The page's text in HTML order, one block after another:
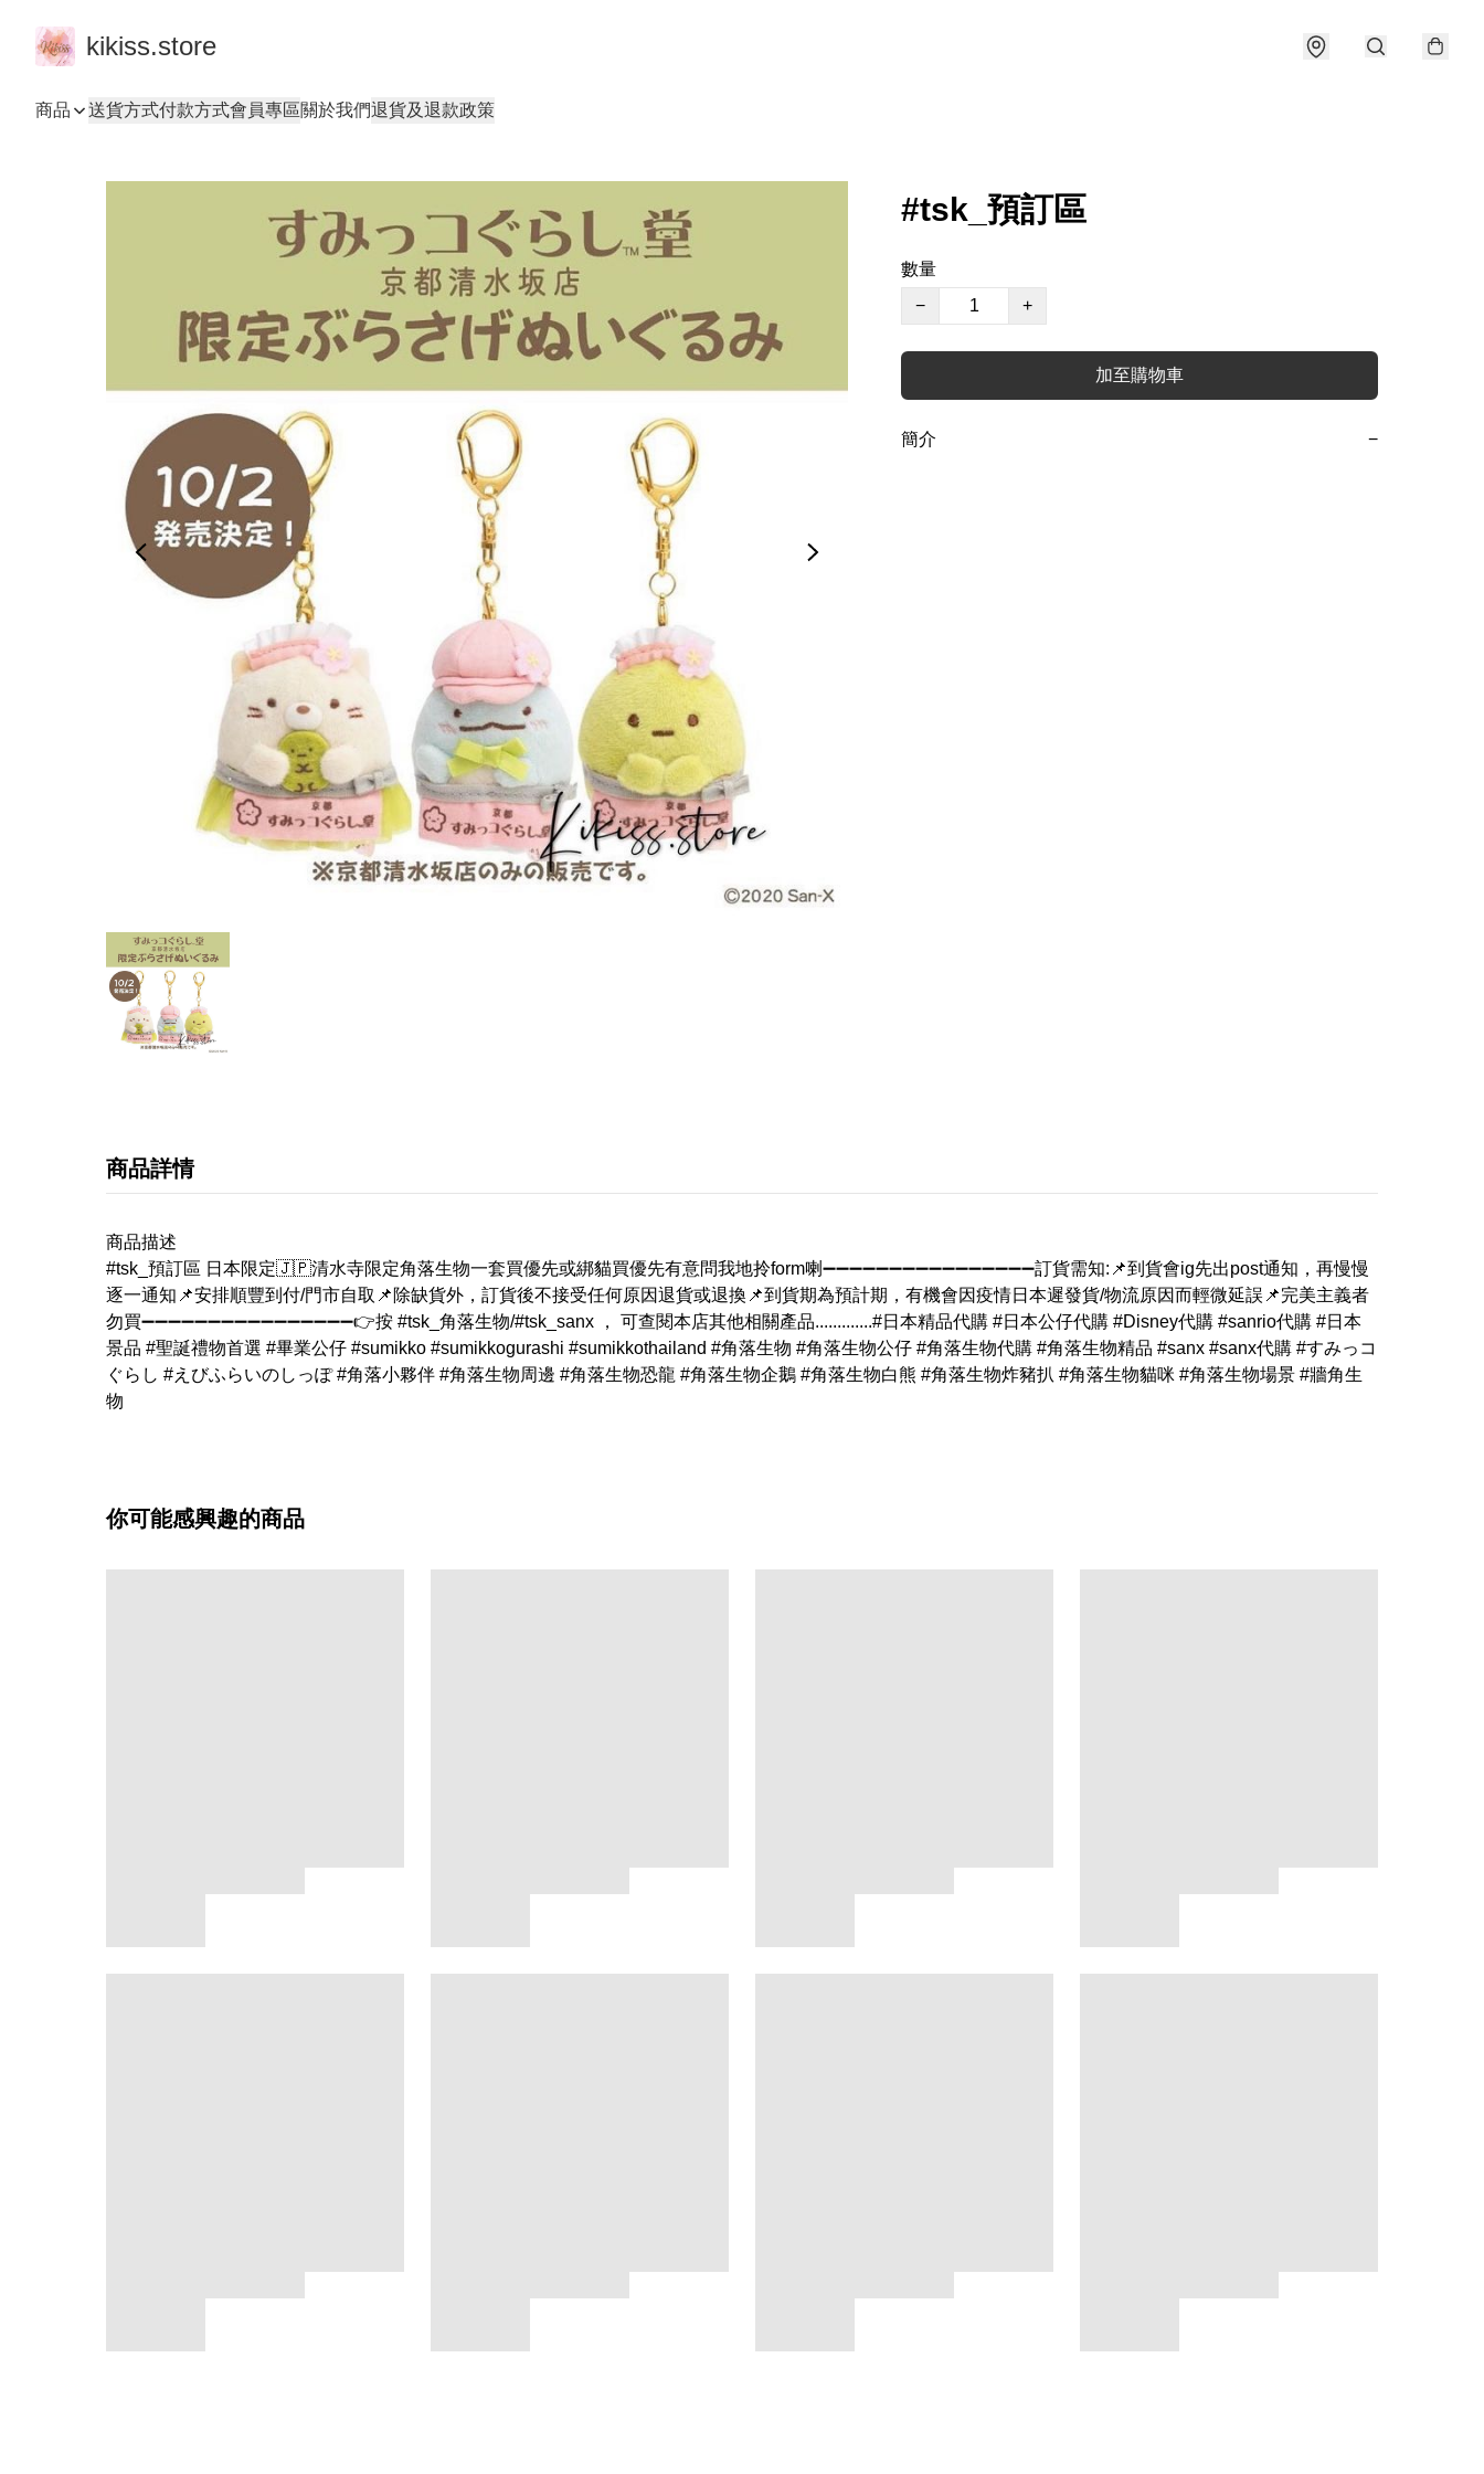
kikiss.store
商品 送貨方式付款方式會員專區關於我們退貨及退款政策
#tsk_預訂區
數量
−
+
加至購物車
簡介 −
商品詳情
商品描述
#tsk_預訂區 日本限定🇯🇵清水寺限定角落生物一套買優先或綁貓買優先有意問我地拎form喇➖➖➖➖➖➖➖➖➖➖➖➖➖➖➖➖訂貨需知:📌到貨會ig先出post通知，再慢慢
逐一通知📌安排順豐到付/門市自取📌除缺貨外，訂貨後不接受任何原因退貨或退換📌到貨期為預計期，有機會因疫情日本遲發貨/物流原因而輕微延誤📌完美主義者
勿買➖➖➖➖➖➖➖➖➖➖➖➖➖➖➖➖👉按 #tsk_角落生物/#tsk_sanx ， 可查閱本店其他相關產品.............#日本精品代購 #日本公仔代購 #Disney代購 #sanrio代購 #日本
景品 #聖誕禮物首選 #畢業公仔 #sumikko #sumikkogurashi #sumikkothailand #角落生物 #角落生物公仔 #角落生物代購 #角落生物精品 #sanx #sanx代購 #すみっコ
ぐらし #えびふらいのしっぽ #角落小夥伴 #角落生物周邊 #角落生物恐龍 #角落生物企鵝 #角落生物白熊 #角落生物炸豬扒 #角落生物貓咪 #角落生物場景 #牆角生
物
你可能感興趣的商品